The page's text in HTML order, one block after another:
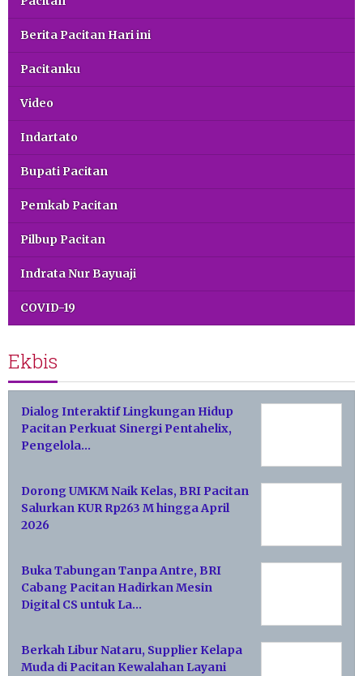
Berita Pacitan Hari ini
Pacitanku
Video
Indartato
Bupati Pacitan
Pemkab Pacitan
Pilbup Pacitan
Indrata Nur Bayuaji
COVID-19
Ekbis
Dialog Interaktif Lingkungan Hidup
Pacitan Perkuat Sinergi Pentahelix,
Pengelola…
Dorong UMKM Naik Kelas, BRI Pacitan
Salurkan KUR Rp263 M hingga April
2026
Buka Tabungan Tanpa Antre, BRI
Cabang Pacitan Hadirkan Mesin
Digital CS untuk La…
Berkah Libur Nataru, Supplier Kelapa
Muda di Pacitan Kewalahan Layani